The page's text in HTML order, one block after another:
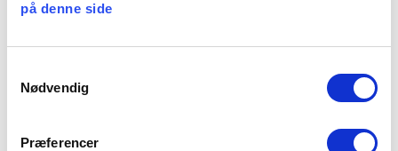
på denne side
Nødvendig
Præferencer